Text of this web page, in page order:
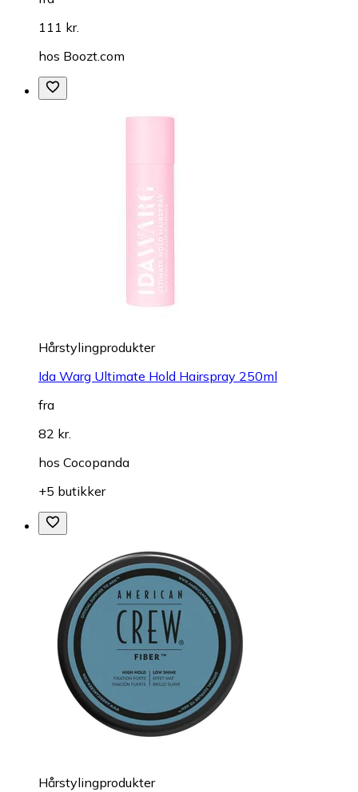
111 kr.
hos Boozt.com
Hårstylingprodukter
Ida Warg Ultimate Hold Hairspray 250ml
fra
82 kr.
hos Cocopanda
+5 butikker
Hårstylingprodukter